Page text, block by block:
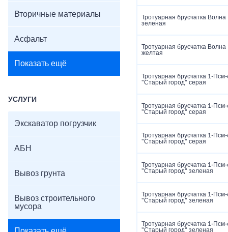
Вторичные материалы
Асфальт
Показать ещё
УСЛУГИ
Экскаватор погрузчик
АБН
Вывоз грунта
Вывоз строительного
мусора
Тротуарная брусчатка
зеленая
Тротуарная брусчатка
желтая
Тротуарная брусчатка
"Старый город" серая
Тротуарная брусчатка
"Старый город" серая
Тротуарная брусчатка
"Старый город" серая
Тротуарная брусчатка
"Старый город" зеленая
Тротуарная брусчатка
"Старый город" зеленая
Тротуарная брусчатка
"Старый город" зеленая